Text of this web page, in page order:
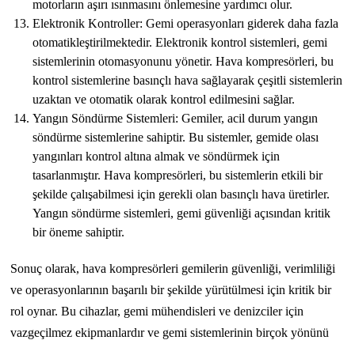
motorların aşırı ısınmasını önlemesine yardımcı olur.
Elektronik Kontroller: Gemi operasyonları giderek daha fazla
otomatikleştirilmektedir. Elektronik kontrol sistemleri, gemi
sistemlerinin otomasyonunu yönetir. Hava kompresörleri, bu
kontrol sistemlerine basınçlı hava sağlayarak çeşitli sistemlerin
uzaktan ve otomatik olarak kontrol edilmesini sağlar.
Yangın Söndürme Sistemleri: Gemiler, acil durum yangın
söndürme sistemlerine sahiptir. Bu sistemler, gemide olası
yangınları kontrol altına almak ve söndürmek için
tasarlanmıştır. Hava kompresörleri, bu sistemlerin etkili bir
şekilde çalışabilmesi için gerekli olan basınçlı hava üretirler.
Yangın söndürme sistemleri, gemi güvenliği açısından kritik
bir öneme sahiptir.
Sonuç olarak, hava kompresörleri gemilerin güvenliği, verimliliği
ve operasyonlarının başarılı bir şekilde yürütülmesi için kritik bir
rol oynar. Bu cihazlar, gemi mühendisleri ve denizciler için
vazgeçilmez ekipmanlardır ve gemi sistemlerinin birçok yönünü